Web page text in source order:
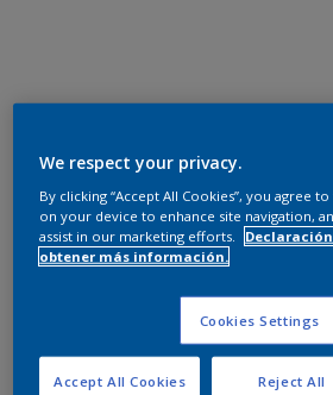
PATAGONIA PERLA NATURAL
Cantidad Calculadora de
Añadir al carrito de
We respect your privacy.
By clicking “Accept All Cookies”, you agree
on your device to enhance site navigation,
assist in our marketing efforts.
obtener más información.
Cookies Settings
Reject All
Accept All Cookies